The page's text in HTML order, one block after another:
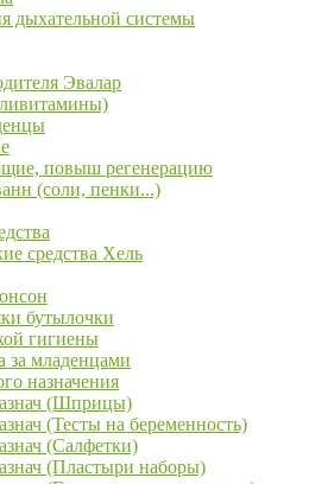
дыхательной системы
Эвалар
повыш регенерацию
(соли, пенки...)
средства Хель
бутылочки
гигиены
за младенцами
назначения
(Шприцы)
(Тесты на беременность)
(Салфетки)
(Пластыри наборы)